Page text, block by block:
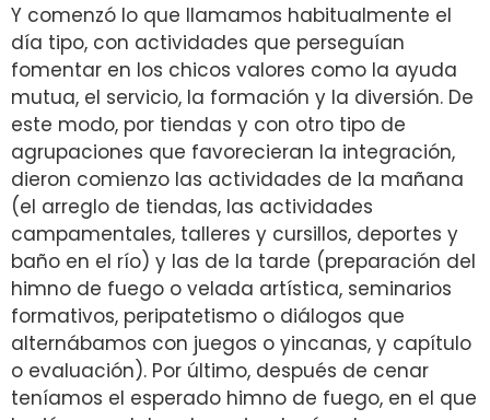
Y comenzó lo que llamamos habitualmente el
día tipo, con actividades que perseguían
fomentar en los chicos valores como la ayuda
mutua, el servicio, la formación y la diversión. De
este modo, por tiendas y con otro tipo de
agrupaciones que favorecieran la integración,
dieron comienzo las actividades de la mañana
(el arreglo de tiendas, las actividades
campamentales, talleres y cursillos, deportes y
baño en el río) y las de la tarde (preparación del
himno de fuego o velada artística, seminarios
formativos, peripatetismo o diálogos que
alternábamos con juegos o yincanas, y capítulo
o evaluación). Por último, después de cenar
teníamos el esperado himno de fuego, en el que